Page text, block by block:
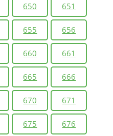
650 651
655 656
660 661
665 666
670 671
675 676